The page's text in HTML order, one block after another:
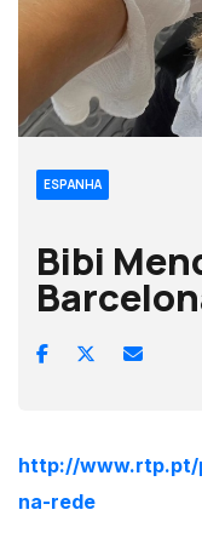
ESPANHA
Bibi
http://www.rtp.pt/
na-rede